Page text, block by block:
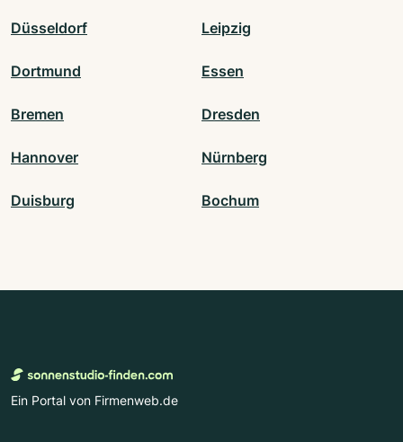
Düsseldorf Leipzig
Dortmund Essen
Bremen Dresden
Hannover Nürnberg
Duisburg Bochum
Ein Portal von Firmenweb.de